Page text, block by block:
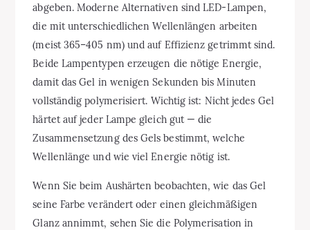
abgeben. Moderne Alternativen sind LED-Lampen,
die mit unterschiedlichen Wellenlängen arbeiten
(meist 365–405 nm) und auf Effizienz getrimmt sind.
Beide Lampentypen erzeugen die nötige Energie,
damit das Gel in wenigen Sekunden bis Minuten
vollständig polymerisiert. Wichtig ist: Nicht jedes Gel
härtet auf jeder Lampe gleich gut — die
Zusammensetzung des Gels bestimmt, welche
Wellenlänge und wie viel Energie nötig ist.
Wenn Sie beim Aushärten beobachten, wie das Gel
seine Farbe verändert oder einen gleichmäßigen
Glanz annimmt, sehen Sie die Polymerisation in